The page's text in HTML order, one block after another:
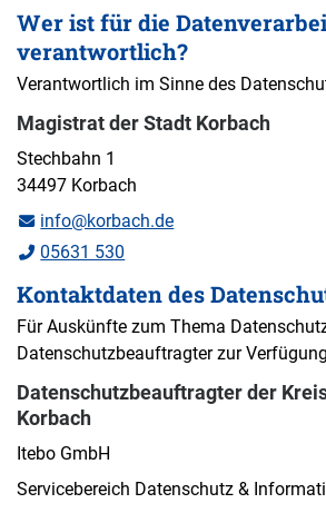
Wer ist für die
verantwortlich?
Verantwortlich im Sinne des
Magistrat der Stadt Korbach
Stechbahn 1
34497 Korbach
info@korbach.de
05631 530
Kontaktdaten des
Für Auskünfte zum Thema
Datenschutzbeauftragter zur
Datenschutzbeauftragter der
Korbach
Itebo GmbH
Servicebereich Datenschutz &